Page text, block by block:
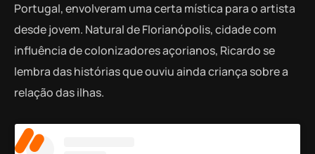
Portugal, envolveram uma certa mística para o artista
desde jovem. Natural de Florianópolis, cidade com
influência de colonizadores açorianos, Ricardo se
lembra das histórias que ouviu ainda criança sobre a
relação das ilhas.